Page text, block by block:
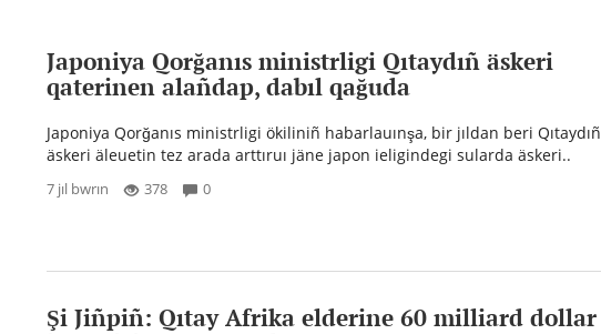
Japoniya Qorğanıs ministrligi Qıtaydıñ äskeri
qaterinen alañdap, dabıl qağuda
Japoniya Qorğanıs ministrligi ökiliniñ habarlauınşa, bir jıldan beri Qıtaydıñ
äskeri äleuetin tez arada arttıruı jäne japon ieligindegi sularda äskeri..
7 jıl bwrın 378 0
Şi Jiñpiñ: Qıtay Afrika elderine 60 milliard dollar